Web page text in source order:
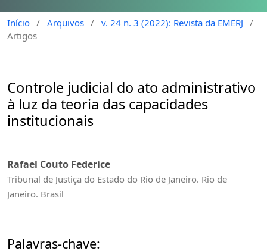
Início / Arquivos / v. 24 n. 3 (2022): Revista da EMERJ
/
Artigos
Controle judicial do ato administrativo
à luz da teoria das capacidades
institucionais
Rafael Couto Federice
Tribunal de Justiça do Estado do Rio de Janeiro. Rio de
Janeiro. Brasil
Palavras-chave: